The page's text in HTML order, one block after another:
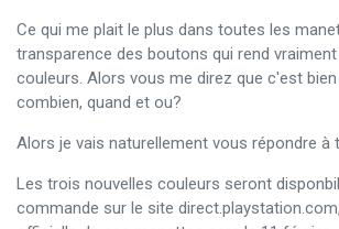
Ce qui me plait le plus dans toutes les
transparence des boutons qui rend
couleurs. Alors vous me direz que c'est
combien, quand et ou?
Alors je vais naturellement vous répondre à
Les trois nouvelles couleurs seront
commande sur le site